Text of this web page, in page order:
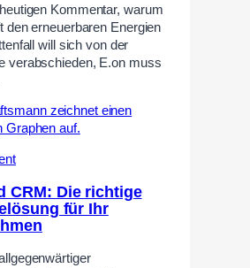
Kommentar, warum
den erneuerbaren Energien
will sich von der
verabschieden, E.on muss
CRM: Die richtige
für Ihr